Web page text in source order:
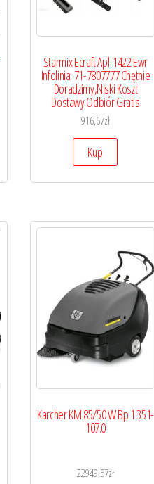
Starmix Ecraft Apl-1422 Ewr
Infolinia: 71-7807777 Chętnie
Doradzimy,Niski Koszt
Dostawy Odbiór Gratis
916,67zł
Kup
Karcher KM 85/50 W Bp 1.351-
107.0
22949,57zł